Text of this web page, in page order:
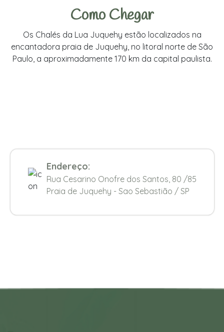
Como Chegar
Os Chalés da Lua Juquehy estão localizados na
encantadora praia de Juquehy, no litoral norte de São
Paulo, a aproximadamente 170 km da capital paulista.
Endereço:
Rua Cesarino Onofre dos Santos, 80 /85
Praia de Juquehy - Sao Sebastião / SP